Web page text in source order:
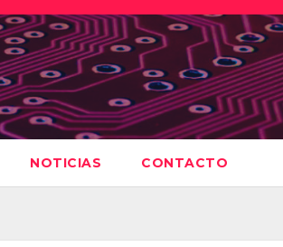
NOTICIAS CONTACTO